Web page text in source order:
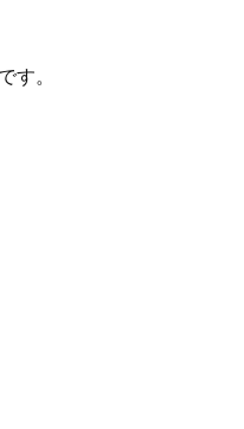
す。